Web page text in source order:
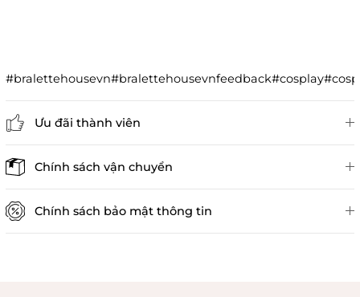
Ưu đãi thành viên
Chính sách vận chuyển
Chính sách bảo mật thông tin